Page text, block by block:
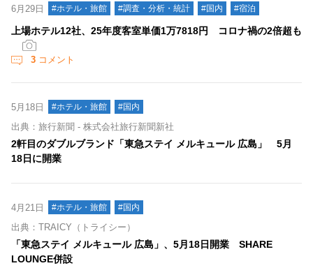
6月29日 #ホテル・旅館 #調査・分析・統計 #国内 #宿泊
上場ホテル12社、25年度客室単価1万7818円 コロナ禍の2倍超も
3 コメント
5月18日 #ホテル・旅館 #国内
出典：旅行新聞 - 株式会社旅行新聞新社
2軒目のダブルブランド「東急ステイ メルキュール 広島」 5月
18日に開業
4月21日 #ホテル・旅館 #国内
出典：TRAICY（トライシー）
「東急ステイ メルキュール 広島」、5月18日開業 SHARE
LOUNGE併設